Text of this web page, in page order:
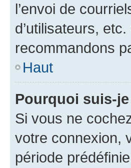
l’envoi de
d’utilisateurs,
recommandons
Haut
Pourquoi suis-
Si vous ne
votre connexion,
période